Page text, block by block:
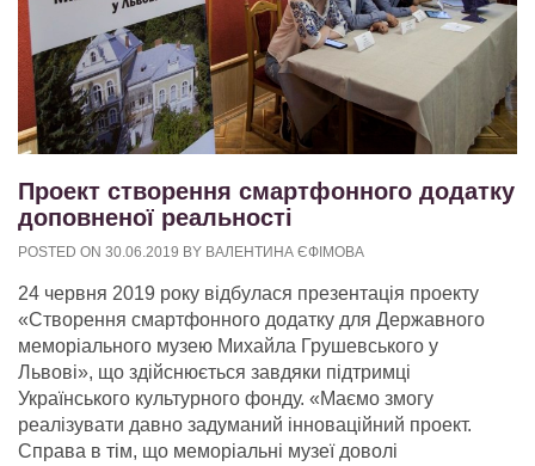
Проект створення смартфонного додатку
доповненої реальності
POSTED ON 30.06.2019 BY ВАЛЕНТИНА ЄФІМОВА
24 червня 2019 року відбулася презентація проекту
«Створення смартфонного додатку для Державного
меморіального музею Михайла Грушевського у
Львові», що здійснюється завдяки підтримці
Українського культурного фонду. «Маємо змогу
реалізувати давно задуманий інноваційний проект.
Справа в тім, що меморіальні музеї доволі